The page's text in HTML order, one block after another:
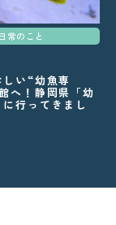
日常のこと
い“幼魚専
へ！静岡県「幼
行ってきまし